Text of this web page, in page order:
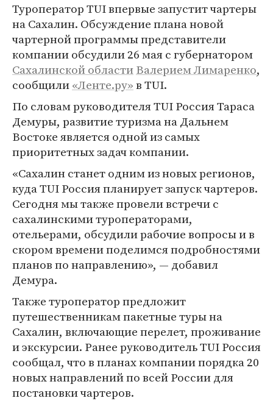
Туроператор TUI впервые запустит чартеры
на Сахалин. Обсуждение плана новой
чартерной программы представители
компании обсудили 26 мая с губернатором
Сахалинской областиВалерием Лимаренко,
сообщили«Ленте.ру»в TUI.
По словам руководителя TUI Россия Тараса
Демуры, развитие туризма на Дальнем
Востоке является одной из самых
приоритетных задач компании.
«Сахалин станет одним из новых регионов,
куда TUI Россия планирует запуск чартеров.
Сегодня мы также провели встречи с
сахалинскими туроператорами,
отельерами, обсудили рабочие вопросы и в
скором времени поделимся подробностями
планов по направлению», — добавил
Демура.
Также туроператор предложит
путешественникам пакетные туры на
Сахалин, включающие перелет, проживание
и экскурсии. Ранее руководитель TUI Россия
сообщал, что в планах компании порядка 20
новых направлений по всей России для
постановки чартеров.